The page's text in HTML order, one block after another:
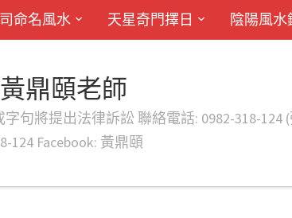
命名風水 天星奇門擇日 陰陽風水
鼎頤老師
將提出法律訴訟 聯絡電話: 0982-318-124 (
124 Facebook: 黃鼎頤